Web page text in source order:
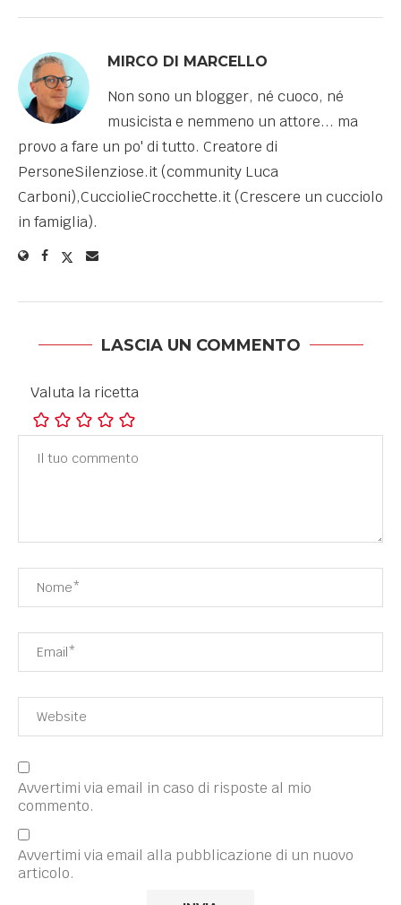
MIRCO DI MARCELLO
Non sono un blogger, né cuoco, né
musicista e nemmeno un attore... ma
provo a fare un po' di tutto. Creatore di
PersoneSilenziose.it (community Luca
Carboni),CucciolieCrocchette.it (Crescere un cucciolo
in famiglia).
LASCIA UN COMMENTO
Valuta la ricetta
Avvertimi via email in caso di risposte al mio
commento.
Avvertimi via email alla pubblicazione di un nuovo
articolo.